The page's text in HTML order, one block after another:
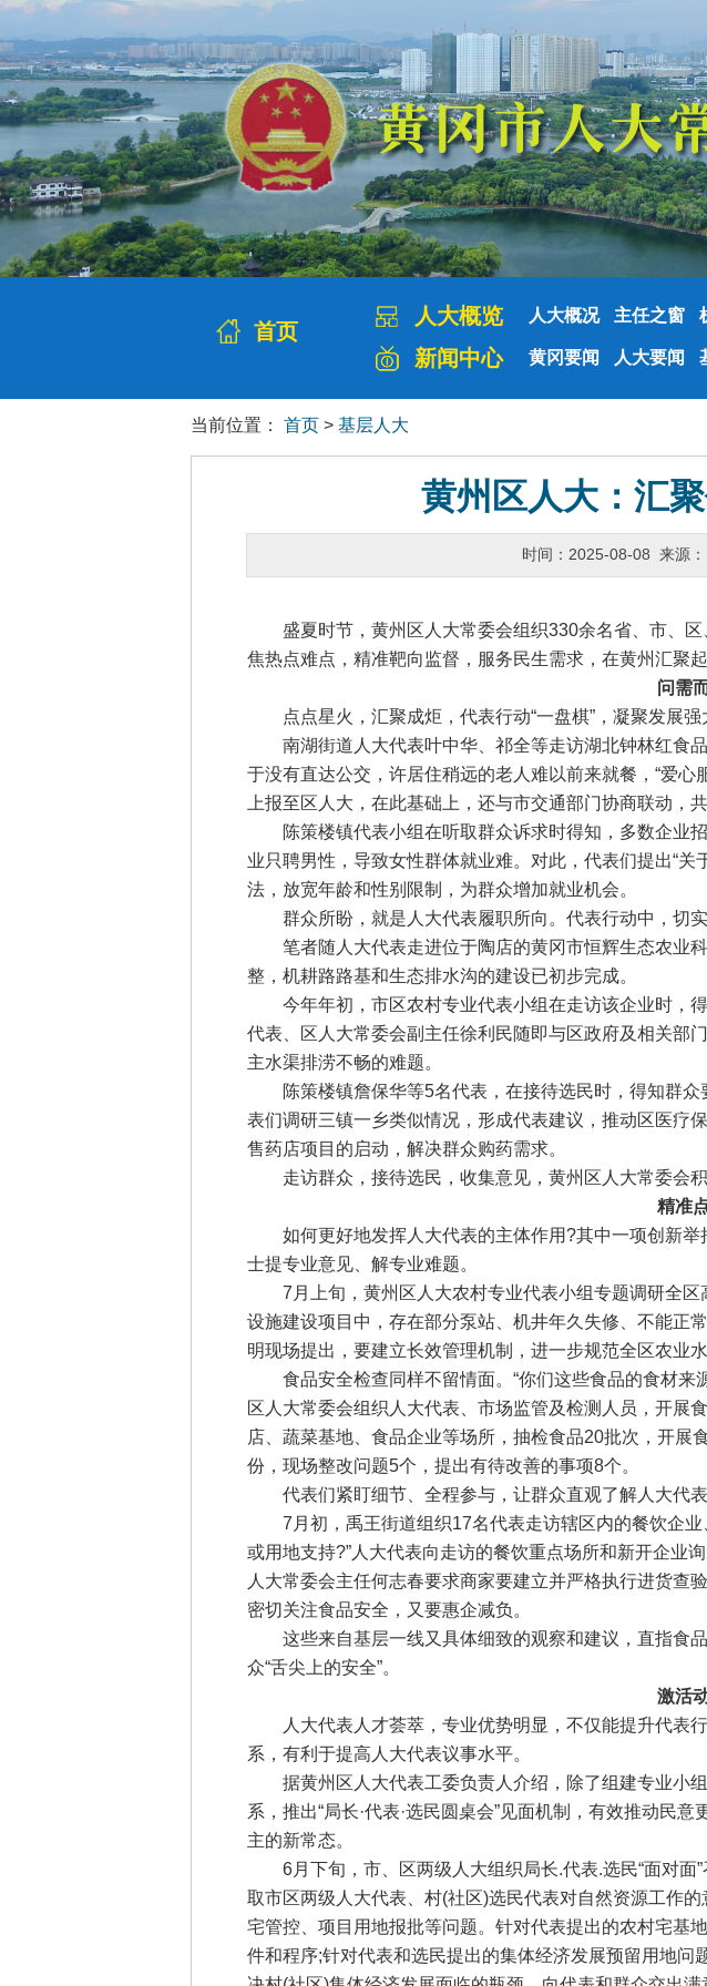
首页
人大概览 人大概况 主任之窗
新闻中心 黄冈要闻 人大要闻
当前位置： 首页 > 基层人大
黄州区人大：汇
时间：2025-08-08 来源
盛夏时节，黄州区人大常委会组织330余名省、市、区
焦热点难点，精准靶向监督，服务民生需求，在黄州汇聚
问需
点点星火，汇聚成炬，代表行动“一盘棋”，凝聚发展强
南湖街道人大代表叶中华、祁全等走访湖北钟林红食品
于没有直达公交，许居住稍远的老人难以前来就餐，“爱心
上报至区人大，在此基础上，还与市交通部门协商联动，
陈策楼镇代表小组在听取群众诉求时得知，多数企业招
业只聘男性，导致女性群体就业难。对此，代表们提出“
法，放宽年龄和性别限制，为群众增加就业机会。
群众所盼，就是人大代表履职所向。代表行动中，切实
笔者随人大代表走进位于陶店的黄冈市恒辉生态农业
整，机耕路路基和生态排水沟的建设已初步完成。
今年年初，市区农村专业代表小组在走访该企业时，得
代表、区人大常委会副主任徐利民随即与区政府及相关部
主水渠排涝不畅的难题。
陈策楼镇詹保华等5名代表，在接待选民时，得知群众
表们调研三镇一乡类似情况，形成代表建议，推动区医疗
售药店项目的启动，解决群众购药需求。
走访群众，接待选民，收集意见，黄州区人大常委会积
精准
如何更好地发挥人大代表的主体作用?其中一项创新举
士提专业意见、解专业难题。
7月上旬，黄州区人大农村专业代表小组专题调研全区
设施建设项目中，存在部分泵站、机井年久失修、不能正
明现场提出，要建立长效管理机制，进一步规范全区农业
食品安全检查同样不留情面。“你们这些食品的食材来
区人大常委会组织人大代表、市场监管及检测人员，开展
店、蔬菜基地、食品企业等场所，抽检食品20批次，开
份，现场整改问题5个，提出有待改善的事项8个。
代表们紧盯细节、全程参与，让群众直观了解人大代表
7月初，禹王街道组织17名代表走访辖区内的餐饮企业
或用地支持?”人大代表向走访的餐饮重点场所和新开企业
人大常委会主任何志春要求商家要建立并严格执行进货查
密切关注食品安全，又要惠企减负。
这些来自基层一线又具体细致的观察和建议，直指食
众“舌尖上的安全”。
激活
人大代表人才荟萃，专业优势明显，不仅能提升代表行
系，有利于提高人大代表议事水平。
据黄州区人大代表工委负责人介绍，除了组建专业小
系，推出“局长·代表·选民圆桌会”见面机制，有效推动民
主的新常态。
6月下旬，市、区两级人大组织局长.代表.选民“面对面
取市区两级人大代表、村(社区)选民代表对自然资源工作
宅管控、项目用地报批等问题。针对代表提出的农村宅基
件和程序;针对代表和选民提出的集体经济发展预留用地